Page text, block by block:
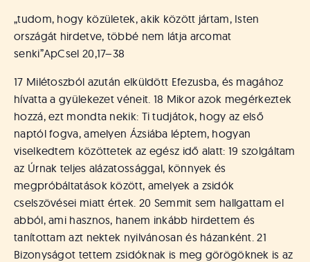
r
m
á
u
s
o
k
e
-
L
a
p
j
a
„tudom, hogy közületek, akik között jártam, Isten
országát hirdetve, többé nem látja arcomat
senki”ApCsel 20,17–38
17 Milétoszból azután elküldött Efezusba, és magához
hívatta a gyülekezet véneit. 18 Mikor azok megérkeztek
hozzá, ezt mondta nekik: Ti tudjátok, hogy az első
naptól fogva, amelyen Ázsiába léptem, hogyan
viselkedtem közöttetek az egész idő alatt: 19 szolgáltam
az Úrnak teljes alázatossággal, könnyek és
megpróbáltatások között, amelyek a zsidók
cselszövései miatt értek. 20 Semmit sem hallgattam el
abból, ami hasznos, hanem inkább hirdettem és
tanítottam azt nektek nyilvánosan és házanként. 21
Bizonyságot tettem zsidóknak is meg görögöknek is az